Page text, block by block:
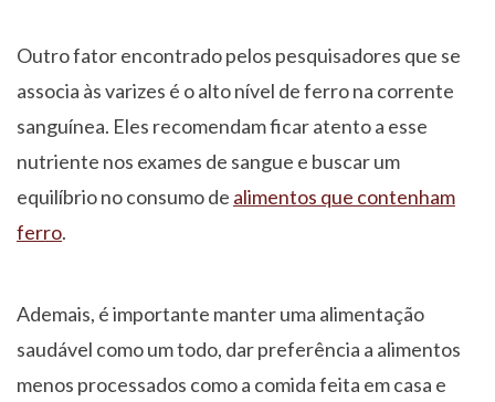
Outro fator encontrado pelos pesquisadores que se
associa às varizes é o alto nível de ferro na corrente
sanguínea. Eles recomendam ficar atento a esse
nutriente nos exames de sangue e buscar um
equilíbrio no consumo de alimentos que contenham
ferro.
Ademais, é importante manter uma alimentação
saudável como um todo, dar preferência a alimentos
menos processados como a comida feita em casa e